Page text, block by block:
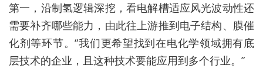
第一， 沿制氢逻辑深挖，看电解槽适应风光波动性还
需要补齐哪些能力，由此往上游推到电子结构、膜催
化剂等环节。“我们更希望找到在电化学领域拥有底
层技术的企业，且这种技术要能应用到多个行业。”